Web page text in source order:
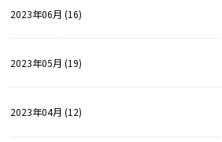
2023年06月 (16)
2023年05月 (19)
2023年04月 (12)